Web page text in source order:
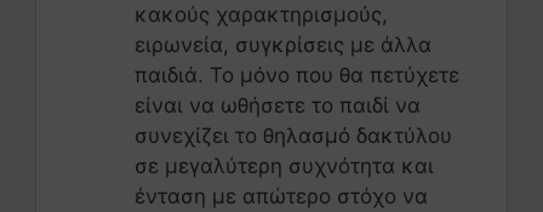
κακούς χαρακτηρισμούς,
ειρωνεία, συγκρίσεις με άλλα
παιδιά. Το μόνο που θα πετύχετε
είναι να ωθήσετε το παιδί να
συνεχίζει το θηλασμό δακτύλου
σε μεγαλύτερη συχνότητα και
ένταση με απώτερο στόχο να